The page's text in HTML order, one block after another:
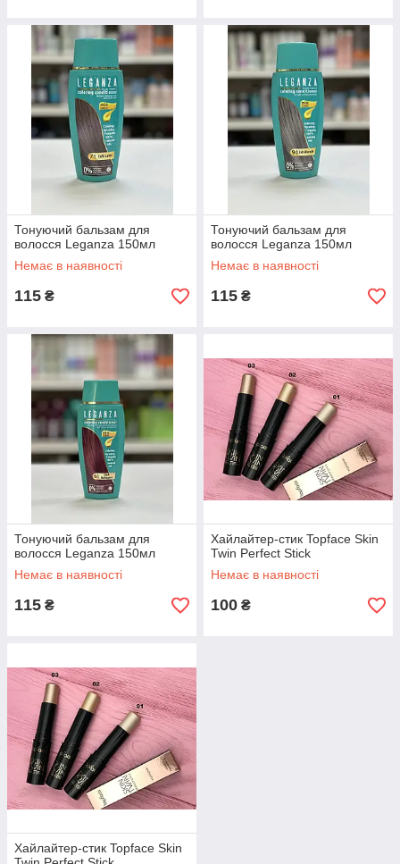
Тонуючий бальзам для
волосся Leganza 150мл
Немає в наявності
115 ₴
Тонуючий бальзам для
волосся Leganza 150мл
Немає в наявності
115 ₴
Тонуючий бальзам для
волосся Leganza 150мл
Немає в наявності
115 ₴
Хайлайтер-стик Topface Skin
Twin Perfect Stick
Немає в наявності
100 ₴
Хайлайтер-стик Topface Skin